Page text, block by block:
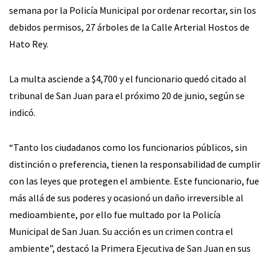
semana por la Policía Municipal por ordenar recortar, sin los
debidos permisos, 27 árboles de la Calle Arterial Hostos de
Hato Rey.
La multa asciende a $4,700 y el funcionario quedó citado al
tribunal de San Juan para el próximo 20 de junio, según se
indicó.
“Tanto los ciudadanos como los funcionarios públicos, sin
distinción o preferencia, tienen la responsabilidad de cumplir
con las leyes que protegen el ambiente. Este funcionario, fue
más allá de sus poderes y ocasionó un daño irreversible al
medioambiente, por ello fue multado por la Policía
Municipal de San Juan. Su acción es un crimen contra el
ambiente”, destacó la Primera Ejecutiva de San Juan en sus